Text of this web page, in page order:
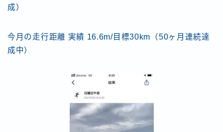
成）
今月の走行距離 実績 16.6m/目標30km（50ヶ月連続達
成中）